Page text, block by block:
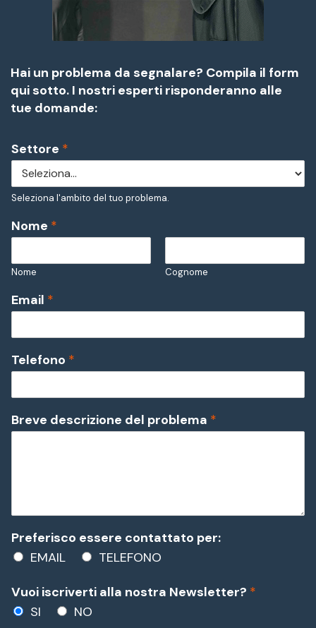
Hai un problema da segnalare? Compila il form
qui sotto. I nostri esperti risponderanno alle
tue domande:
Settore *
Seleziona l'ambito del tuo problema.
Nome *
Nome Cognome
Email *
Telefono *
Breve descrizione del problema *
Preferisco essere contattato per:
EMAIL
TELEFONO
Vuoi iscriverti alla nostra Newsletter? *
SI
NO